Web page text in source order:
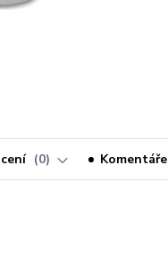
0 Komentáře